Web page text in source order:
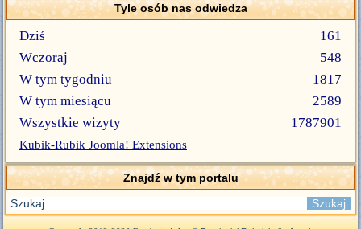
Tyle osób nas odwiedza
Dziś
161
Wczoraj
548
W tym tygodniu
1817
W tym miesiącu
2589
Wszystkie wizyty
1787901
Kubik-Rubik Joomla! Extensions
Znajdź w tym portalu